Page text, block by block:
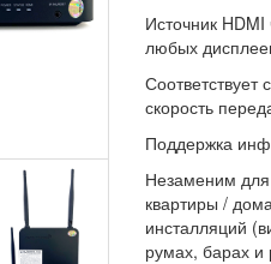
Источник
любых
Соответствует
скорость
Поддержка
Незаменим для
квартиры /
инсталляций
румах, барах и